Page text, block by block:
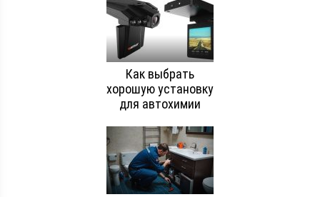
Как выбрать
хорошую установку
для автохимии